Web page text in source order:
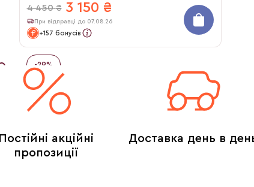
4 450 ₴ 3 150 ₴
При відправці до 07.08.26
+157 бонусів
-29%
Постійні акційні
пропозиції
Доставка день в